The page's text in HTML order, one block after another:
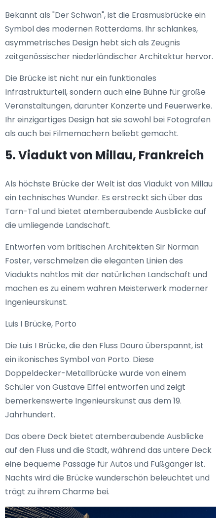
Bekannt als "Der Schwan", ist die Erasmusbrücke ein
Symbol des modernen Rotterdams. Ihr schlankes,
asymmetrisches Design hebt sich als Zeugnis
zeitgenössischer niederländischer Architektur hervor.
Die Brücke ist nicht nur ein funktionales
Infrastrukturteil, sondern auch eine Bühne für große
Veranstaltungen, darunter Konzerte und Feuerwerke.
Ihr einzigartiges Design hat sie sowohl bei Fotografen
als auch bei Filmemachern beliebt gemacht.
5. Viadukt von Millau, Frankreich
Als höchste Brücke der Welt ist das Viadukt von Millau
ein technisches Wunder. Es erstreckt sich über das
Tarn-Tal und bietet atemberaubende Ausblicke auf
die umliegende Landschaft.
Entworfen vom britischen Architekten Sir Norman
Foster, verschmelzen die eleganten Linien des
Viadukts nahtlos mit der natürlichen Landschaft und
machen es zu einem wahren Meisterwerk moderner
Ingenieurskunst.
Luis I Brücke, Porto
Die Luis I Brücke, die den Fluss Douro überspannt, ist
ein ikonisches Symbol von Porto. Diese
Doppeldecker-Metallbrücke wurde von einem
Schüler von Gustave Eiffel entworfen und zeigt
bemerkenswerte Ingenieurskunst aus dem 19.
Jahrhundert.
Das obere Deck bietet atemberaubende Ausblicke
auf den Fluss und die Stadt, während das untere Deck
eine bequeme Passage für Autos und Fußgänger ist.
Nachts wird die Brücke wunderschön beleuchtet und
trägt zu ihrem Charme bei.